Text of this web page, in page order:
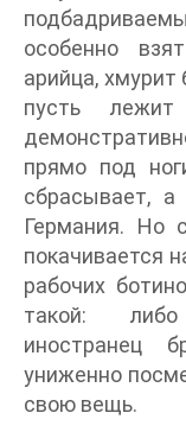
особенно
арийца, хмурит
пусть
прямо под
сбрасывает,
Германия. Но
покачивается
рабочих
такой:
иностранец
униженно
свою вещь.